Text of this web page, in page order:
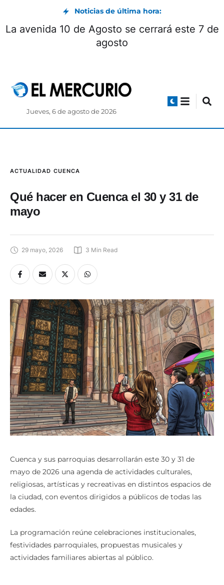
Noticias de última hora:
La avenida 10 de Agosto se cerrará este 7 de
agosto
Jueves, 6 de agosto de 2026
ACTUALIDAD CUENCA
Qué hacer en Cuenca el 30 y 31 de
mayo
29 mayo, 2026 3 Min Read
Cuenca y sus parroquias desarrollarán este 30 y 31 de
mayo de 2026 una agenda de actividades culturales,
religiosas, artísticas y recreativas en distintos espacios de
la ciudad, con eventos dirigidos a públicos de todas las
edades.
La programación reúne celebraciones institucionales,
festividades parroquiales, propuestas musicales y
actividades familiares abiertas al público.